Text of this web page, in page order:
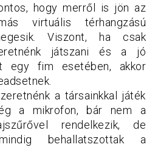
hogy merről is jön az
virtuális térhangzású
Viszont, ha csak
játszani és a jó
egy fim esetében, akkor
a társainkkal játék
a mikrofon, bár nem a
rendelkezik, de
behallatszottak a